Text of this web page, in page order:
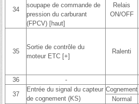
34
soupape de commande de
pression du carburant
(FPCV) [haut]
Relais
ON/OFF
35
Sortie de contrôle du
moteur ETC [+]
Ralenti
36
-
37
Entrée du signal du capteur
de cognement (KS)
Cognement
Normal